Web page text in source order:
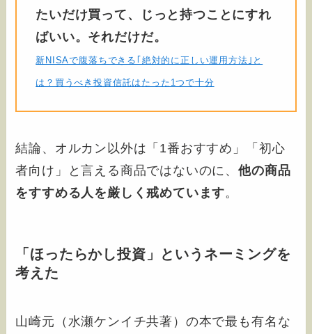
たいだけ買って、じっと持つことにすれ
ばいい。それだけだ。
新NISAで腹落ちできる｢絶対的に正しい運用方法｣と
は？買うべき投資信託はたった1つで十分
結論、オルカン以外は「1番おすすめ」「初心
者向け」と言える商品ではないのに、他の商品
をすすめる人を厳しく戒めています。
「ほったらかし投資」というネーミングを
考えた
山崎元（水瀬ケンイチ共著）の本で最も有名な